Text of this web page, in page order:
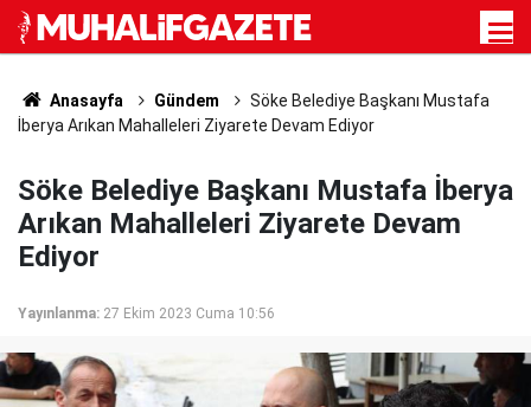
Anasayfa Gündem
Söke Belediye Başkanı Mustafa
İberya Arıkan Mahalleleri Ziyarete Devam Ediyor
Söke Belediye Başkanı Mustafa İberya
Arıkan Mahalleleri Ziyarete Devam
Ediyor
Yayınlanma: 27 Ekim 2023 Cuma 10:56